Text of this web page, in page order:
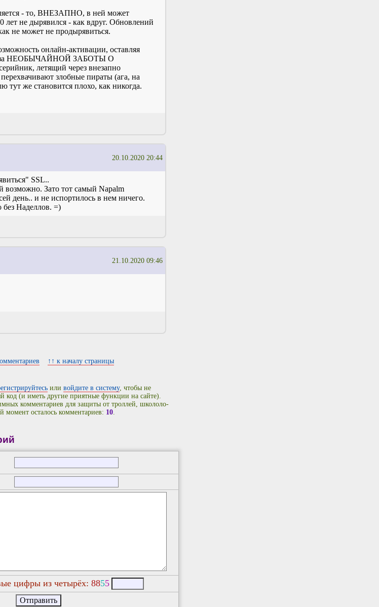
- то, ВНЕЗАПНО, в ней может
лет не дырявился - как вдруг. Обновлений
не может не продырявиться.
онлайн-активации, оставляя
за НЕОБЫЧАЙНОЙ ЗАБОТЫ О
летящий через внезапно
злобные пираты (ага, на
тут же становится плохо, как никогда.
20.10.2020 20:44
SSL..
возможно. Зато тот самый Napalm
день.. и не испортилось в нем ничего.
без Наделлов. =)
21.10.2020 09:46
↑↑ к началу страницы
иливойдите в систему, чтобы не
код (и иметь другие приятные функции на сайте).
комментариев для защиты от троллей, школоло-
момент осталось комментариев: 10.
цифры из четырёх: 8855